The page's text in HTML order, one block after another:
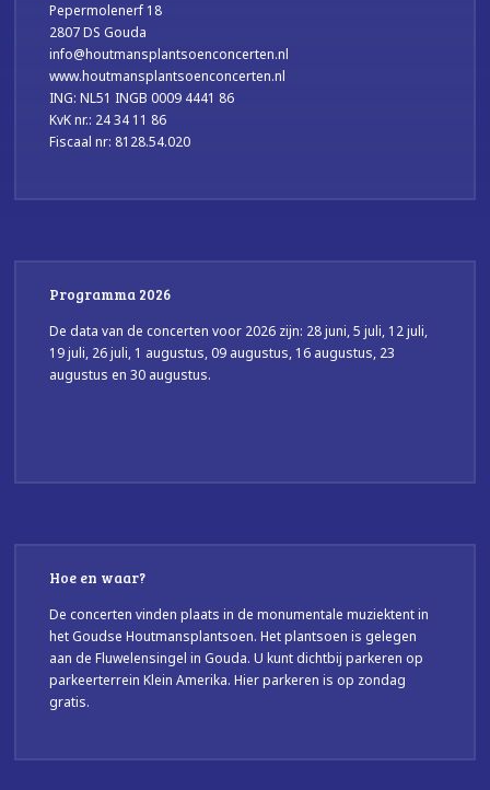
Pepermolenerf 18
2807 DS Gouda
info@houtmansplantsoenconcerten.nl
www.houtmansplantsoenconcerten.nl
ING: NL51 INGB 0009 4441 86
KvK nr.: 24 34 11 86
Fiscaal nr: 8128.54.020
Programma 2026
De data van de concerten voor 2026 zijn: 28 juni, 5 juli, 12 juli,
19 juli, 26 juli, 1 augustus, 09 augustus, 16 augustus, 23
augustus en 30 augustus.
Hoe en waar?
De concerten vinden plaats in de monumentale muziektent in
het Goudse Houtmansplantsoen. Het plantsoen is gelegen
aan de Fluwelensingel in Gouda. U kunt dichtbij parkeren op
parkeerterrein Klein Amerika. Hier parkeren is op zondag
gratis.